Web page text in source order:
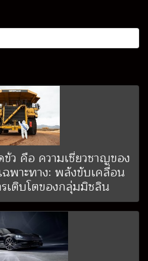
ขั้ว คือ ความเชี่ยวชาญของ
พาะทาง: พลังขับเคลื่อน
เติบโตของกลุ่มมิชลิน